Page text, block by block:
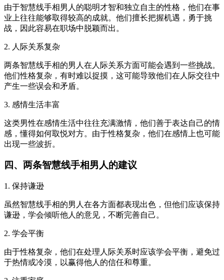
由于智慧线手相男人的聪明才智和独立自主的性格，他们在事
业上往往能够取得较高的成就。他们擅长把握机遇，勇于挑
战，因此容易在职场中脱颖而出。
2. 人际关系复杂
两条智慧线手相的男人在人际关系方面可能会遇到一些挑战。
他们性格复杂，有时难以捉摸，这可能导致他们在人际交往中
产生一些误会和矛盾。
3. 感情生活丰富
这类男性在感情生活中往往充满激情，他们善于表达自己的情
感，懂得如何取悦对方。由于性格复杂，他们在感情上也可能
出现一些波折。
四、两条智慧线手相男人的建议
1. 保持谦逊
虽然智慧线手相的男人在各方面都表现出色，但他们应该保持
谦逊，学会倾听他人的意见，不断完善自己。
2. 学会平衡
由于性格复杂，他们在处理人际关系时应该学会平衡，避免过
于热情或冷漠，以赢得他人的信任和尊重。